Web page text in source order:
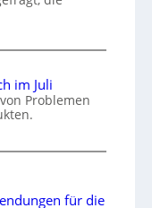
im Juli
Problemen
für die